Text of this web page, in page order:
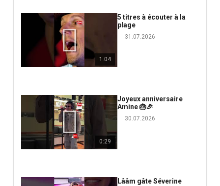
1:04
5 titres à écouter à la
plage
31.07.2026
0:29
Joyeux anniversaire
Amine 🎂🎉
30.07.2026
Lââm gâte Séverine